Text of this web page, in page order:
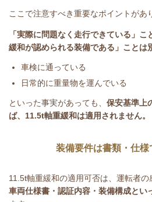
ここで注意すべき重要なポイントがあ
「実際に問題なく走行できている」こ
緩和が認められる装備である」ことは
車検に通っている
日常的に重量物を運んでいる
といった事実があっても、 保安基準上
ば、 11.5t軸重緩和は適用されません。
装備要件は書類・仕様
11.5t軸重緩和の適用可否は、運転者の
車両仕様書・認証内容・装備構成とい